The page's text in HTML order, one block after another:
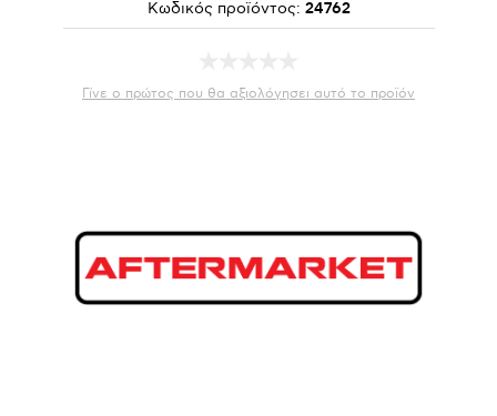
Κωδικός προϊόντος: 24762
Γίνε ο πρώτος που θα αξιολόγησει αυτό το προϊόν